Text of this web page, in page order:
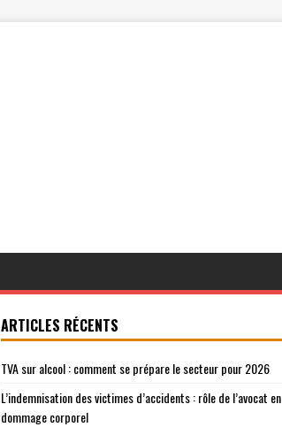
ARTICLES RÉCENTS
TVA sur alcool : comment se prépare le secteur pour 2026
L’indemnisation des victimes d’accidents : rôle de l’avocat en
dommage corporel